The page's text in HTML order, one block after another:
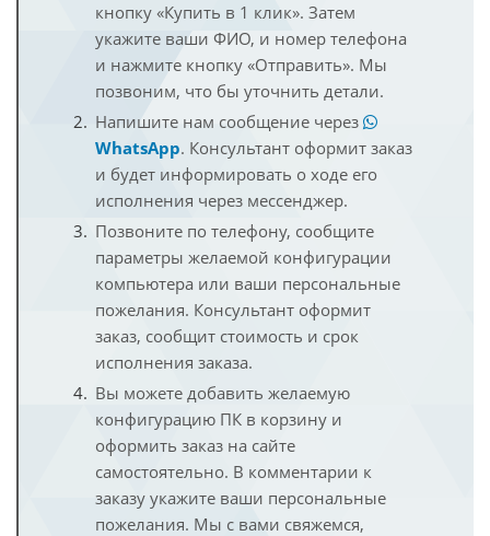
кнопку «Купить в 1 клик». Затем
укажите ваши ФИО, и номер телефона
и нажмите кнопку «Отправить». Мы
позвоним, что бы уточнить детали.
Напишите нам сообщение через
WhatsApp. Консультант оформит заказ
и будет информировать о ходе его
исполнения через мессенджер.
Позвоните по телефону, сообщите
параметры желаемой конфигурации
компьютера или ваши персональные
пожелания. Консультант оформит
заказ, сообщит стоимость и срок
исполнения заказа.
Вы можете добавить желаемую
конфигурацию ПК в корзину и
оформить заказ на сайте
самостоятельно. В комментарии к
заказу укажите ваши персональные
пожелания. Мы с вами свяжемся,